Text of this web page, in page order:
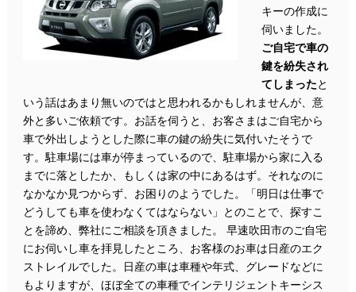
キーの作成に
伺いました。
ご自宅で車の
鍵を紛失され
てしまったと
いう話はあまり無いのではと思われるかもしれませんが、意
外と多いご依頼です。お話を伺うと、お客さまはご自宅から
車で外出しようとした際に車の鍵の紛失に気付いたそうで
す。駐車場には車が停まっているので、駐車場から家に入る
までに落としたか、もしくは家の中にあるはず。それなのに
なかなか見つからず、お困りのようでした。「明日は仕事で
どうしても車を使わなくてはならない」とのことで、探すこ
とを諦め、弊社にご相談を頂きました。 早速吹田市のご自宅
にお伺いし車を拝見したところ、お客様のお車は日産のエク
ストレイルでした。日産の車は車種や年式、グレードなどに
もよりますが、ほぼ全ての車種でインテリジェントキーシス